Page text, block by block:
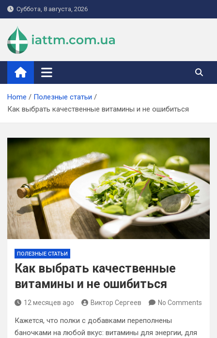
Skip
to
content
Суббота, 8 августа, 2026
iattm.com.ua
Home
Полезные статьи
Как выбрать качественные витамины и не ошибиться
ПОЛЕЗНЫЕ СТАТЬИ
Как выбрать качественные
витамины и не ошибиться
12 месяцев ago Виктор Сергеев No Comments
Кажется, что полки с добавками переполнены
баночками на любой вкус: витамины для энергии, для